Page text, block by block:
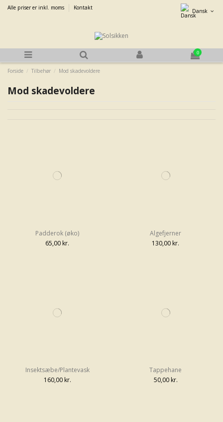
Alle priser er inkl. moms Kontakt Dansk
0
Forside Tilbehør Mod skadevoldere
Mod skadevoldere
Padderok (øko)
65,00 kr.
Algefjerner
130,00 kr.
Insektsæbe/Plantevask
160,00 kr.
Tappehane
50,00 kr.